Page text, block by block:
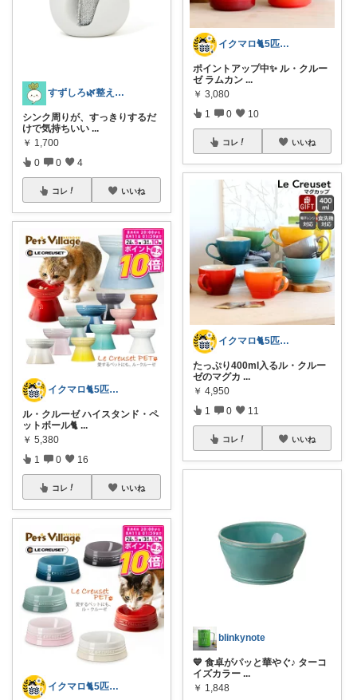
すずしろ🌿整えながら、ゆるく暮らす
シンク周りが、すっきりするだ
けで気持ちいい ...
￥ 1,700
0 0 4
コレ いいね
イクマロ🐈5匹の猫とおうちカフェ☕️
ル・クルーゼ ハイスタンド・ペ
ットボール🐈 ...
￥ 5,380
1 0 16
コレ いいね
イクマロ🐈5匹の猫とおうちカフェ☕️
イクマロ🐈5匹の猫とおうちカフェ☕️
ポイントアップ中✨ ル・クルー
ゼ ラムカン ...
￥ 3,080
1 0 10
コレ いいね
イクマロ🐈5匹の猫とおうちカフェ☕️
たっぷり400ml入るル・クルー
ゼのマグカ ...
￥ 4,950
1 0 11
コレ いいね
blinkynote
💙 食卓がパッと華やぐ♪ ターコ
イズカラー ...
￥ 1,848